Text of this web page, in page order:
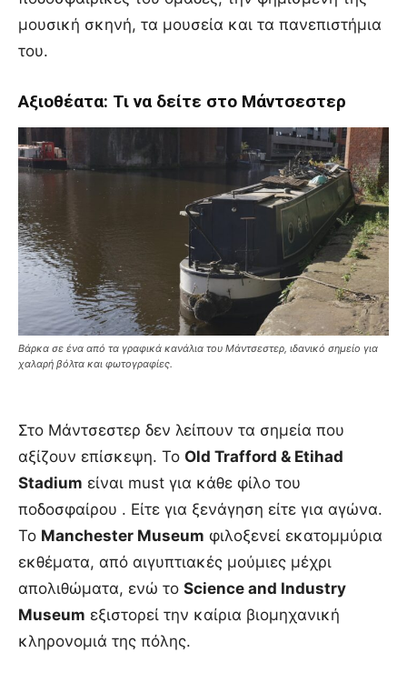
μουσική σκηνή, τα μουσεία και τα πανεπιστήμια
του.
Αξιοθέατα: Τι να δείτε στο Μάντσεστερ
Βάρκα σε ένα από τα γραφικά κανάλια του Μάντσεστερ, ιδανικό σημείο για
χαλαρή βόλτα και φωτογραφίες.
Στο Μάντσεστερ δεν λείπουν τα σημεία που
αξίζουν επίσκεψη. Το Old Trafford & Etihad
Stadium είναι must για κάθε φίλο του
ποδοσφαίρου . Είτε για ξενάγηση είτε για αγώνα.
Το Manchester Museum φιλοξενεί εκατομμύρια
εκθέματα, από αιγυπτιακές μούμιες μέχρι
απολιθώματα, ενώ το Science and Industry
Museum εξιστορεί την καίρια βιομηχανική
κληρονομιά της πόλης.